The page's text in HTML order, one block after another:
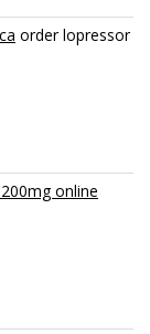
order lopressor
online